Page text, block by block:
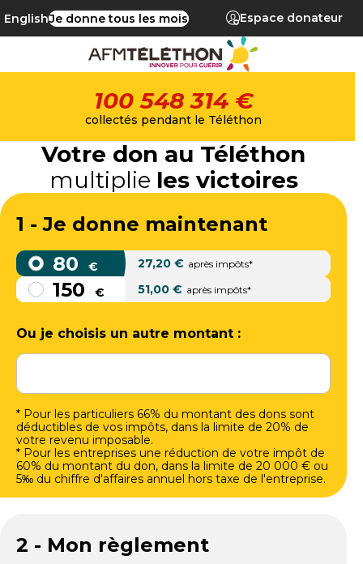
EnglishJe donne tous les mois Espace donateur
100 548 314 €
collectés pendant le Téléthon
Votre don au Téléthon
multiplie les victoires
1 - Je donne maintenant
80
€ 27,20 € après impôts*
150 € 51,00 € après impôts*
Ou je choisis un autre montant :
* Pour les particuliers 66% du montant des dons sont
déductibles de vos impôts, dans la limite de 20% de
votre revenu imposable.
* Pour les entreprises une réduction de votre impôt de
60% du montant du don, dans la limite de 20 000 € ou
5‰ du chiffre d'affaires annuel hors taxe de l'entreprise.
2 - Mon règlement